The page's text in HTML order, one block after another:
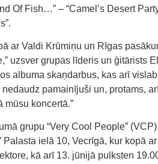
Of Fish…” – “Camel’s Desert
ar Valdi Krūmiņu un Rīgas
uzsver grupas līderis un ģitārists
albuma skaņdarbus, kas arī
pamainījuši un, protams,
mūsu koncertā.”
grupu “Very Cool People”
Palasta ielā 10, Vecrīgā, kur kopā
kā arī 13. jūnijā pulksten